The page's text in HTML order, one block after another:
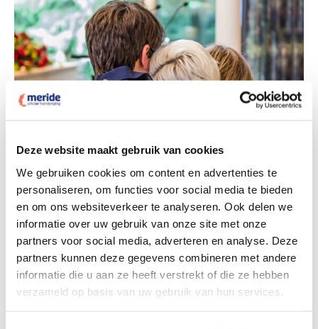
Deze website maakt gebruik van cookies
We gebruiken cookies om content en advertenties te
personaliseren, om functies voor social media te bieden
en om ons websiteverkeer te analyseren. Ook delen we
informatie over uw gebruik van onze site met onze
partners voor social media, adverteren en analyse. Deze
partners kunnen deze gegevens combineren met andere
informatie die u aan ze heeft verstrekt of die ze hebben
verzameld op basis van uw gebruik van hun services.
Dit kost een crematie
Bekijk tarieven voor begrafenis